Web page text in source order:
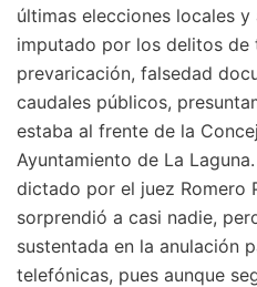
últimas elecciones locales
imputado por los delitos de
prevaricación, falsedad
caudales públicos,
estaba al frente de la
Ayuntamiento de La
dictado por el juez Romero
sorprendió a casi nadie,
sustentada en la anulación
telefónicas, pues aunque